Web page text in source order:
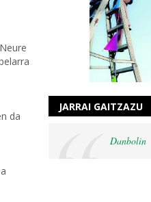
da
JARRAI GAITZAZU
Danbolin